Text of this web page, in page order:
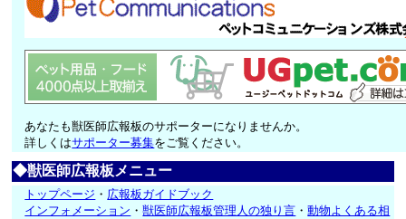
あなたも獣医師広報板のサポーターになりませんか。
詳しくはサポーター募集をご覧ください。
◆獣医師広報板メニュー
トップページ ・ 広報板ガイドブック
インフォメーション ・獣医師広報板管理人の独り言 ・動物よくある相